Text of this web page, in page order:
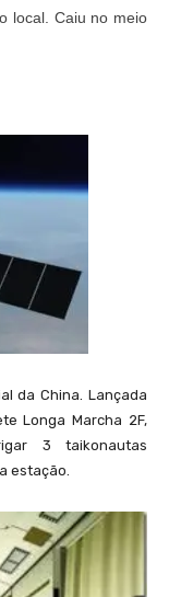
local. Caiu no meio
da China. Lançada
Longa Marcha 2F,
3 taikonautas
estação.